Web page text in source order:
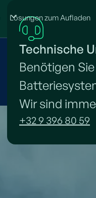
Lösungen zum Aufladen
Technische
Benötigen
Wir sind
+32 9 396 80 59